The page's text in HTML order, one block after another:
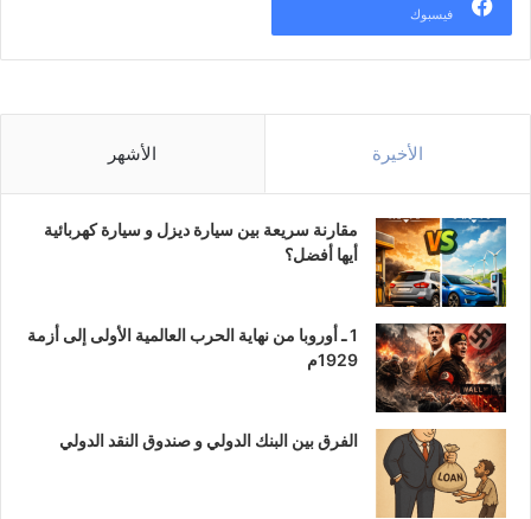
فيسبوك
الأخيرة الأشهر
مقارنة سريعة بين سيارة ديزل و سيارة كهربائية
أيها أفضل؟
1 ـ أوروبا من نهاية الحرب العالمية الأولى إلى أزمة
1929م
الفرق بين البنك الدولي و صندوق النقد الدولي